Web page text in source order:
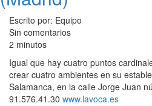
Escrito por: Equipo
Sin comentarios
2 minutos
Igual que hay cuatro puntos
crear cuatro ambientes en su
Salamanca, en la calle Jorge Juan
91.576.41.30 www.lavoca.es